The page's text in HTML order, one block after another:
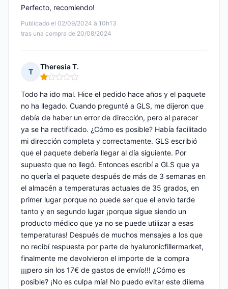
Publicado el 02/09/2024 à 10h13
tras una compra de 20/08/2024
Perfecto, recomiendo!
T
Theresia T.
Nota: 1 de 5
Todo ha ido mal. Hice el pedido hace años y el paquete
no ha llegado. Cuando pregunté a GLS, me dijeron que
debía de haber un error de dirección, pero al parecer
ya se ha rectificado. ¿Cómo es posible? Había facilitado
mi dirección completa y correctamente. GLS escribió
que el paquete debería llegar al día siguiente. Por
supuesto que no llegó. Entonces escribí a GLS que ya
no quería el paquete después de más de 3 semanas en
el almacén a temperaturas actuales de 35 grados, en
primer lugar porque no puede ser que el envío tarde
tanto y en segundo lugar ¡porque sigue siendo un
producto médico que ya no se puede utilizar a esas
temperaturas! Después de muchos mensajes a los que
no recibí respuesta por parte de hyaluronicfillermarket,
finalmente me devolvieron el importe de la compra
¡¡¡pero sin los 17€ de gastos de envío!!! ¿Cómo es
posible? ¡No es culpa mía! No puedo evitar este dilema